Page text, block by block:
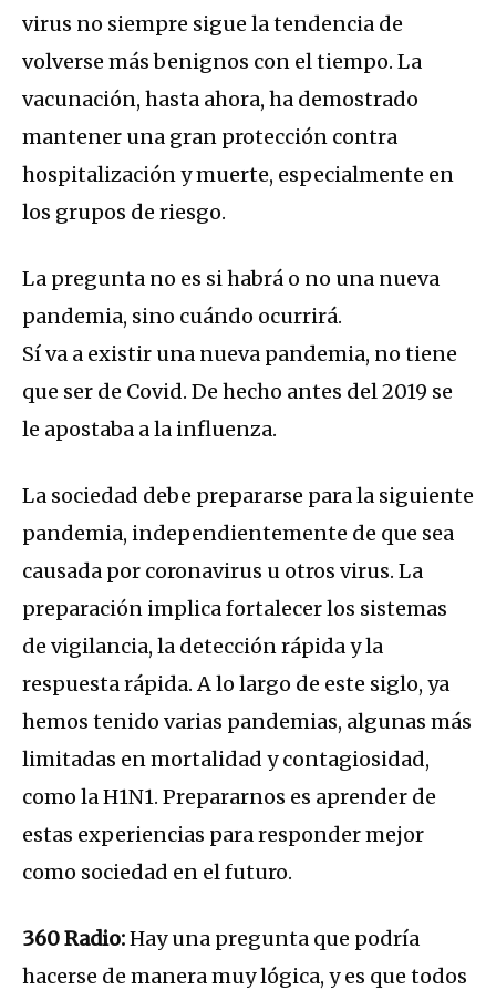
virus no siempre sigue la tendencia de
volverse más benignos con el tiempo. La
vacunación, hasta ahora, ha demostrado
mantener una gran protección contra
hospitalización y muerte, especialmente en
los grupos de riesgo.
La pregunta no es si habrá o no una nueva
pandemia, sino cuándo ocurrirá.
Sí va a existir una nueva pandemia, no tiene
que ser de Covid. De hecho antes del 2019 se
le apostaba a la influenza.
La sociedad debe prepararse para la siguiente
pandemia, independientemente de que sea
causada por coronavirus u otros virus. La
preparación implica fortalecer los sistemas
de vigilancia, la detección rápida y la
respuesta rápida. A lo largo de este siglo, ya
hemos tenido varias pandemias, algunas más
limitadas en mortalidad y contagiosidad,
como la H1N1. Prepararnos es aprender de
estas experiencias para responder mejor
como sociedad en el futuro.
360 Radio:Hay una pregunta que podría
hacerse de manera muy lógica, y es que todos